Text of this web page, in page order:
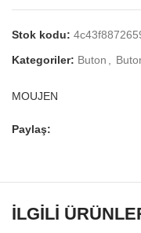
Stok kodu:
Kategoriler: Buton
MOUJEN
Paylaş:
İLGILI